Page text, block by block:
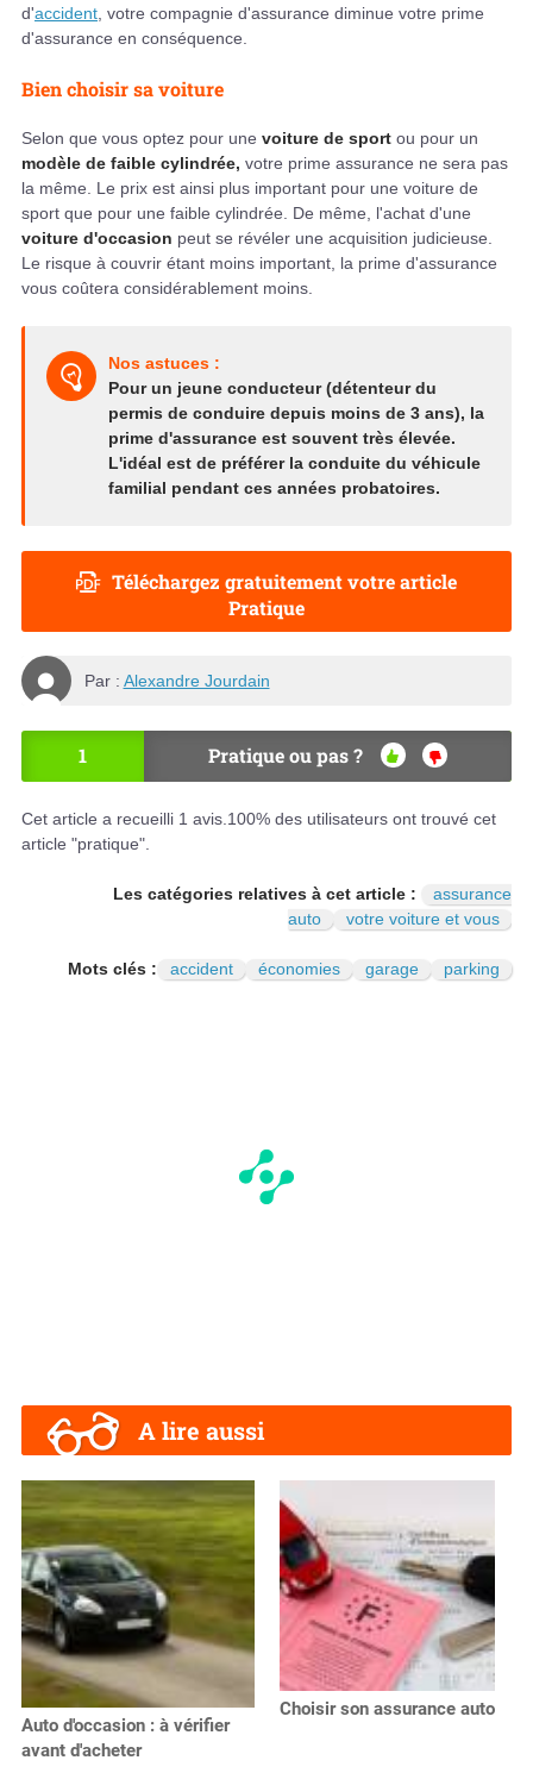
d'accident , votre compagnie d'assurance diminue votre prime
d'assurance en conséquence.
Bien choisir sa voiture
Selon que vous optez pour une voiture de sport ou pour un
modèle de faible cylindrée, votre prime assurance ne sera pas
la même. Le prix est ainsi plus important pour une voiture de
sport que pour une faible cylindrée. De même, l'achat d'une
voiture d'occasion peut se révéler une acquisition judicieuse.
Le risque à couvrir étant moins important, la prime d'assurance
vous coûtera considérablement moins.
Nos astuces :
Pour un jeune conducteur (détenteur du
permis de conduire depuis moins de 3 ans), la
prime d'assurance est souvent très élevée.
L'idéal est de préférer la conduite du véhicule
familial pendant ces années probatoires.
Téléchargez gratuitement votre article
Pratique
Par : Alexandre Jourdain
1 Pratique ou pas ?
OU
NO
N
Cet article a recueilli 1 avis. 100% des utilisateurs ont trouvé cet
article "pratique".
Les catégories relatives à cet article :
assurance
auto
votre voiture et vous
Mots clés : accident économies garage parking
A lire aussi
Auto d'occasion : à vérifier
avant d'acheter
Choisir son assurance auto